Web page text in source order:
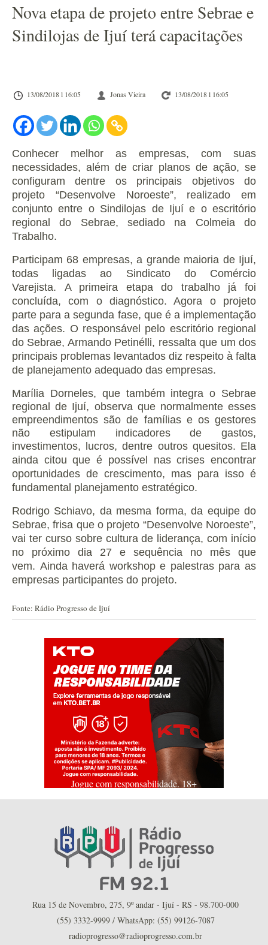
Nova etapa de projeto entre Sebrae e
Sindilojas de Ijuí terá capacitações
13/08/2018 l 16:05 Jonas Vieira 13/08/2018 l 16:05
Conhecer melhor as empresas, com suas
necessidades, além de criar planos de ação, se
configuram dentre os principais objetivos do
projeto “Desenvolve Noroeste”, realizado em
conjunto entre o Sindilojas de Ijuí e o escritório
regional do Sebrae, sediado na Colmeia do
Trabalho.
Participam 68 empresas, a grande maioria de Ijuí,
todas ligadas ao Sindicato do Comércio
Varejista. A primeira etapa do trabalho já foi
concluída, com o diagnóstico. Agora o projeto
parte para a segunda fase, que é a implementação
das ações. O responsável pelo escritório regional
do Sebrae, Armando Petinélli, ressalta que um dos
principais problemas levantados diz respeito à falta
de planejamento adequado das empresas.
Marília Dorneles, que também integra o Sebrae
regional de Ijuí, observa que normalmente esses
empreendimentos são de famílias e os gestores
não estipulam indicadores de gastos,
investimentos, lucros, dentre outros quesitos. Ela
ainda citou que é possível nas crises encontrar
oportunidades de crescimento, mas para isso é
fundamental planejamento estratégico.
Rodrigo Schiavo, da mesma forma, da equipe do
Sebrae, frisa que o projeto “Desenvolve Noroeste”,
vai ter curso sobre cultura de liderança, com início
no próximo dia 27 e sequência no mês que
vem. Ainda haverá workshop e palestras para as
empresas participantes do projeto.
Fonte: Rádio Progresso de Ijuí
Jogue com responsabilidade. 18+
Rua 15 de Novembro, 275, 9º andar - Ijuí - RS - 98.700-000
(55) 3332-9999 / WhatsApp: (55) 99126-7087
radioprogresso@radioprogresso.com.br